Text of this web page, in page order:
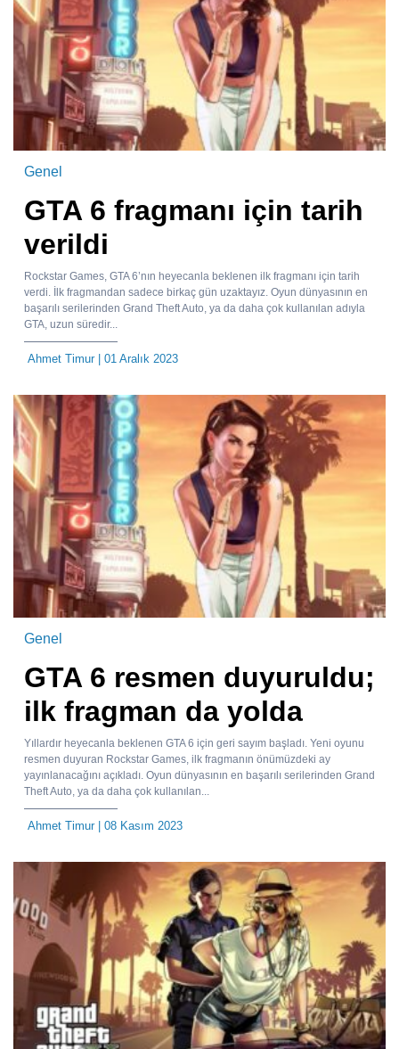
Genel
GTA 6 fragmanı için tarih
verildi
Rockstar Games, GTA 6’nın heyecanla beklenen ilk fragmanı için tarih
verdi. İlk fragmandan sadece birkaç gün uzaktayız. Oyun dünyasının en
başarılı serilerinden Grand Theft Auto, ya da daha çok kullanılan adıyla
GTA, uzun süredir...
Ahmet Timur| 01 Aralık 2023
Genel
GTA 6 resmen duyuruldu;
ilk fragman da yolda
Yıllardır heyecanla beklenen GTA 6 için geri sayım başladı. Yeni oyunu
resmen duyuran Rockstar Games, ilk fragmanın önümüzdeki ay
yayınlanacağını açıkladı. Oyun dünyasının en başarılı serilerinden Grand
Theft Auto, ya da daha çok kullanılan...
Ahmet Timur| 08 Kasım 2023